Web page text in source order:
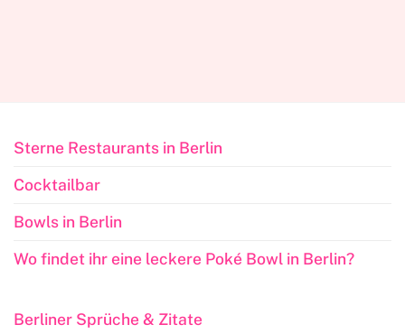
Sterne Restaurants in Berlin
Cocktailbar
Bowls in Berlin
Wo findet ihr eine leckere Poké Bowl in Berlin?
Berliner Sprüche & Zitate